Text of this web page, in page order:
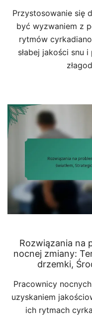
Przystosowanie się
być wyzwaniem z
rytmów
słabej jakości snu
Rozwiązania na
nocnej zmiany:
drzemki,
Pracownicy
uzyskaniem
ich rytmach